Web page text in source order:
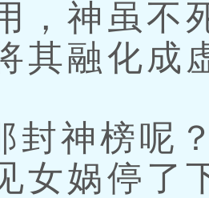
，神虽不
其融化成
神榜呢
女娲停了